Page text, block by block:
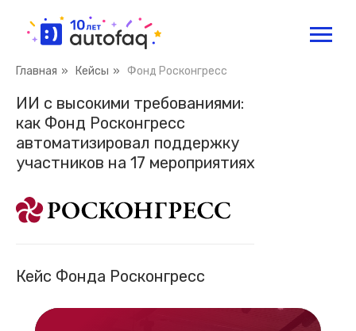
Главная » Кейсы » Фонд Росконгресс
ИИ с высокими требованиями:
как Фонд Росконгресс
автоматизировал поддержку
участников на 17 мероприятиях
Кейс Фонда Росконгресс